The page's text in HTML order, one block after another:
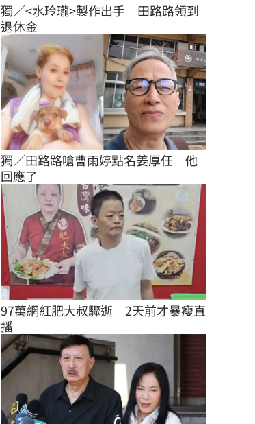
獨／<水玲瓏>製作出手　田路路領到
退休金
獨／田路路嗆曹雨婷點名姜厚任　他
回應了
97萬網紅肥大叔驟逝　2天前才暴瘦直
播